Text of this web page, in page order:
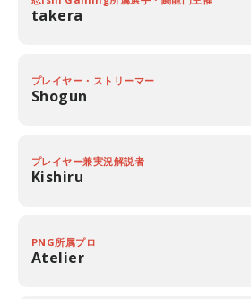
takera
プレイヤー・ストリーマー
Shogun
プレイヤー兼実況解説者
Kishiru
PNG所属プロ
Atelier